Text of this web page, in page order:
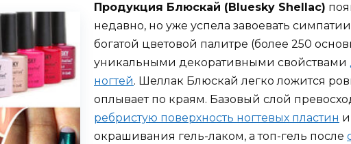
Продукция Блюскай (Bluesky Shellac)
недавно, но уже успела завоевать
богатой цветовой палитре (более 250
уникальными декоративными свойствами
ногтей. Шеллак Блюскай легко ложится
оплывает по краям. Базовый слой
ребристую поверхность ногтевых пластин
окрашивания гель-лаком, а топ-гель после